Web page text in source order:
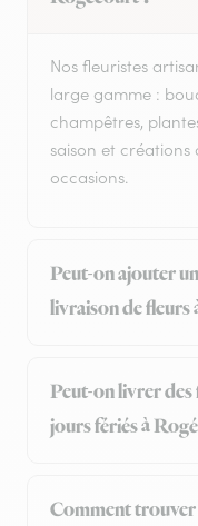
Nos fleuristes
large gamme :
champêtres,
saison et créations
occasions.
Peut-on ajouter
livraison de fleurs
Peut-on livrer des
jours fériés à
Comment